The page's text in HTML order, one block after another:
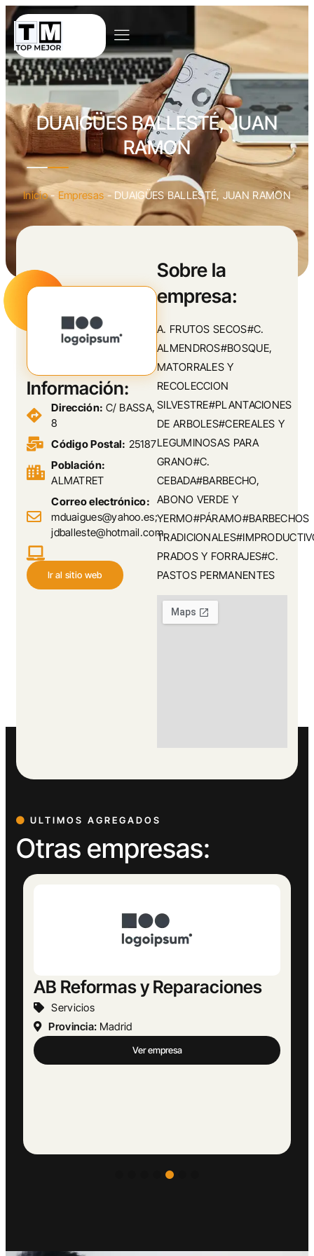
DUAIGÜES BALLESTÉ, JUAN
RAMON
Inicio- Empresas -DUAIGÜES BALLESTÉ, JUAN RAMON
Sobre la
empresa:
A. FRUTOS SECOS#C.
ALMENDROS#BOSQUE,
MATORRALES Y
RECOLECCION
SILVESTRE#PLANTACIONES
DE ARBOLES#CEREALES Y
LEGUMINOSAS PARA
GRANO#C.
CEBADA#BARBECHO,
ABONO VERDE Y
YERMO#PÁRAMO#BARBECHOS
PRADOS Y FORRAJES#C.
PASTOS PERMANENTES
Información:
Dirección: C/ BASSA,
8
Código Postal: 25187
Población:
ALMATRET
Correo electrónico:
mduaigues@yahoo.es;
jdballeste@hotmail.com
Ir al sitio web
ULTIMOS AGREGADOS
Otras empresas:
AB Reformas y Reparaciones
Servicios
Provincia: Madrid
Ver empresa